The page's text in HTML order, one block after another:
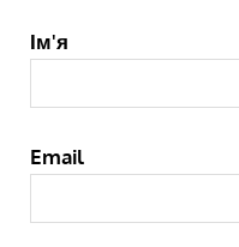
Ім'я
Email